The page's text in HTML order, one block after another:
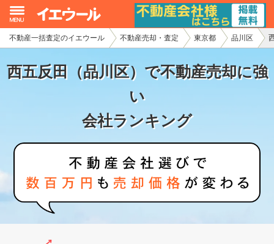
不動産一括査定のイエウール 不動産売却・査定 東京都 品川区
西五反田（品川区）で不動産売却に強
い
会社ランキング
イエウール加盟希望の不動産会社様
初めての方へ
家査定シミュレーター
お問い合わせ